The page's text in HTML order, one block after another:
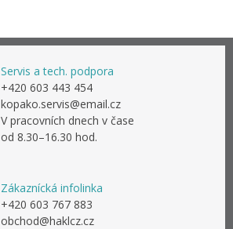
Servis a tech. podpora
+420 603 443 454
kopako.servis@email.cz
V pracovních dnech v čase
od 8.30–16.30 hod.
Zákaznícká infolinka
+420 603 767 883
obchod@haklcz.cz